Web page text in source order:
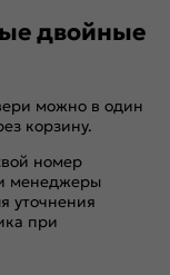
двойные
можно в один
корзину.
номер
менеджеры
уточнения
при